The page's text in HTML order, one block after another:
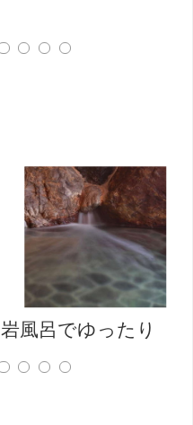
岩風呂でゆったり